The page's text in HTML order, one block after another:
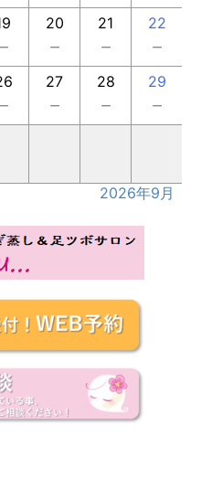
－
20
－
21
－
22
－
－
27
－
28
－
29
－
2026年9月